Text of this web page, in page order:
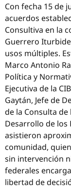
Con fecha 15 de
acuerdos
Consultiva en la
Guerrero
usos múltiples.
Marco Antonio
Política y
Ejecutiva de la
Gaytán, Jefe de
de la Consulta
Desarrollo de los
asistieron
comunidad,
sin intervención
federales
libertad de